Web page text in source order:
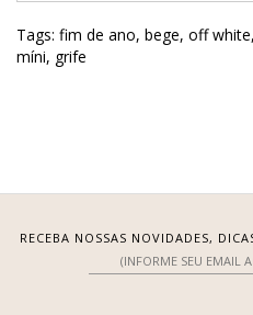
Tags: fim de ano, bege, off white,
míni, grife
RECEBA NOSSAS NOVIDADES,